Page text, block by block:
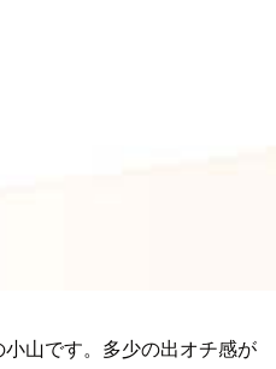
山です。多少の出オチ感が